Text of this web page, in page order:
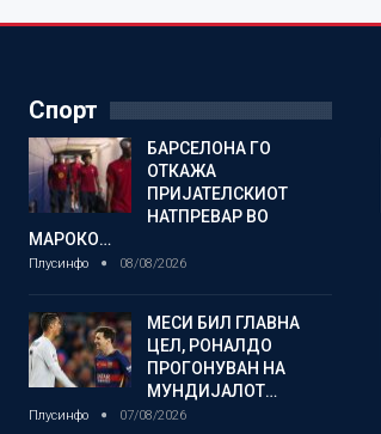
Спорт
БАРСЕЛОНА ГО
ОТКАЖА
ПРИЈАТЕЛСКИОТ
НАТПРЕВАР ВО
МАРОКО…
Плусинфо 08/08/2026
МЕСИ БИЛ ГЛАВНА
ЦЕЛ, РОНАЛДО
ПРОГОНУВАН НА
МУНДИЈАЛОТ…
Плусинфо 07/08/2026